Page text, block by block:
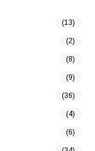
(13)
(2)
(8)
(9)
(36)
(4)
(6)